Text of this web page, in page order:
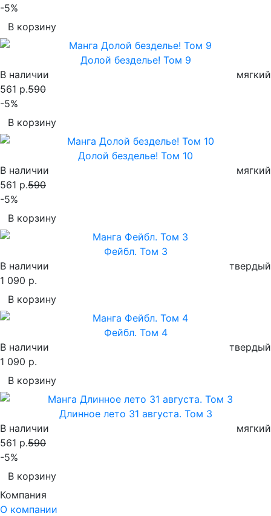
-5%
В корзину
Долой безделье! Том 9
В наличии
мягкий
561 р.590
-5%
В корзину
Долой безделье! Том 10
В наличии
мягкий
561 р.590
-5%
В корзину
Фейбл. Том 3
В наличии
твердый
1 090 р.
В корзину
Фейбл. Том 4
В наличии
твердый
1 090 р.
В корзину
Длинное лето 31 августа. Том 3
В наличии
мягкий
561 р.590
-5%
В корзину
Компания
О компании